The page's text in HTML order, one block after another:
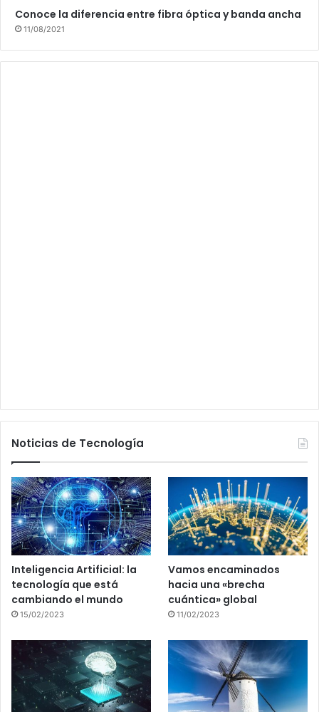
Conoce la diferencia entre fibra óptica y banda ancha
11/08/2021
Noticias de Tecnología
Inteligencia Artificial: la
tecnología que está
cambiando el mundo
15/02/2023
Vamos encaminados
hacia una «brecha
cuántica» global
11/02/2023